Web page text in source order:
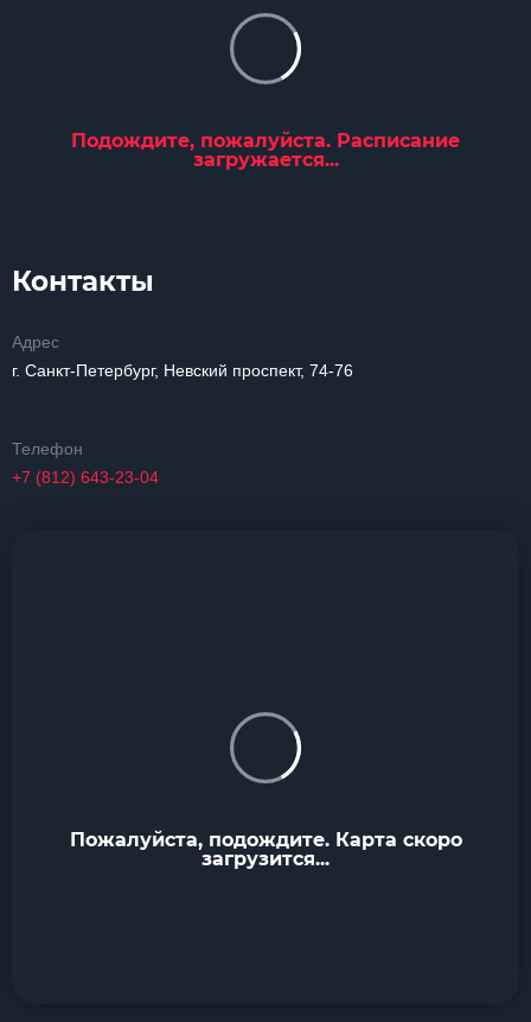
Подождите, пожалуйста. Расписание
загружается...
Контакты
Адрес
г. Санкт-Петербург, Невский проспект, 74-76
Телефон
+7 (812) 643-23-04
Пожалуйста, подождите. Карта скоро
загрузится...